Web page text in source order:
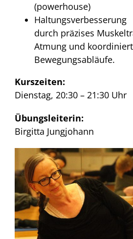
(powerhouse)
Haltungsverbesserung
durch präzises
Atmung und
Bewegungsabläufe.
Kurszeiten:
Dienstag, 20:30 – 21:30 Uhr
Übungsleiterin:
Birgitta Jungjohann